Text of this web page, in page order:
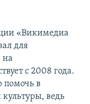
«Викимедиа
для
на
с 2008 года.
помочь в
ведь